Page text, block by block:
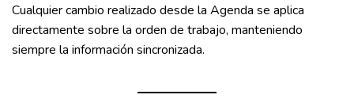
Cualquier cambio realizado desde la Agenda se aplica
directamente sobre la orden de trabajo, manteniendo
siempre la información sincronizada.